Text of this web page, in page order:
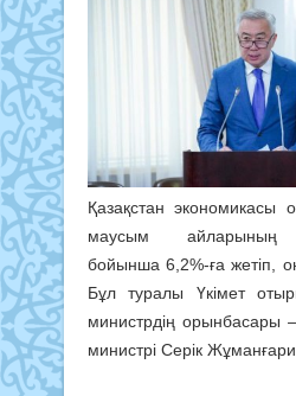
Қазақстан экономикасы
маусым айларының
бойынша 6,2%-ға жетіп,
Бұл туралы Үкімет
министрдің орынбасары
министрі Серік